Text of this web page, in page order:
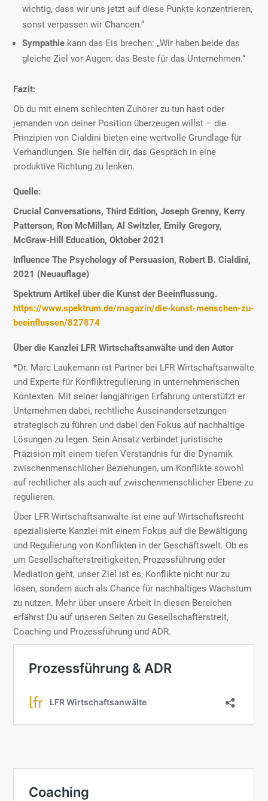
wichtig, dass wir uns jetzt auf diese Punkte konzentrieren,
sonst verpassen wir Chancen.“
Sympathie kann das Eis brechen: „Wir haben beide das
gleiche Ziel vor Augen: das Beste für das Unternehmen.“
Fazit:
Ob du mit einem schlechten Zuhörer zu tun hast oder
jemanden von deiner Position überzeugen willst – die
Prinzipien von Cialdini bieten eine wertvolle Grundlage für
Verhandlungen. Sie helfen dir, das Gespräch in eine
produktive Richtung zu lenken.
Quelle:
Crucial Conversations, Third Edition, Joseph Grenny, Kerry
Patterson, Ron McMillan, Al Switzler, Emily Gregory,
McGraw-Hill Education, Oktober 2021
Influence The Psychology of Persuasion, Robert B. Cialdini,
2021 (Neuauflage)
Spektrum Artikel über die Kunst der Beeinflussung.
https://www.spektrum.de/magazin/die-kunst-menschen-zu-
beeinflussen/827874
Über die Kanzlei LFR Wirtschaftsanwälte und den Autor
*Dr. Marc Laukemann ist Partner bei LFR Wirtschaftsanwälte
und Experte für Konfliktregulierung in unternehmerischen
Kontexten. Mit seiner langjährigen Erfahrung unterstützt er
Unternehmen dabei, rechtliche Auseinandersetzungen
strategisch zu führen und dabei den Fokus auf nachhaltige
Lösungen zu legen. Sein Ansatz verbindet juristische
Präzision mit einem tiefen Verständnis für die Dynamik
zwischenmenschlicher Beziehungen, um Konflikte sowohl
auf rechtlicher als auch auf zwischenmenschlicher Ebene zu
regulieren.
Über LFR Wirtschaftsanwälte ist eine auf Wirtschaftsrecht
spezialisierte Kanzlei mit einem Fokus auf die Bewältigung
und Regulierung von Konflikten in der Geschäftswelt. Ob es
um Gesellschafterstreitigkeiten, Prozessführung oder
Mediation geht, unser Ziel ist es, Konflikte nicht nur zu
lösen, sondern auch als Chance für nachhaltiges Wachstum
zu nutzen. Mehr über unsere Arbeit in diesen Bereichen
erfährst Du auf unseren Seiten zu Gesellschafterstreit,
Coaching und Prozessführung und ADR.